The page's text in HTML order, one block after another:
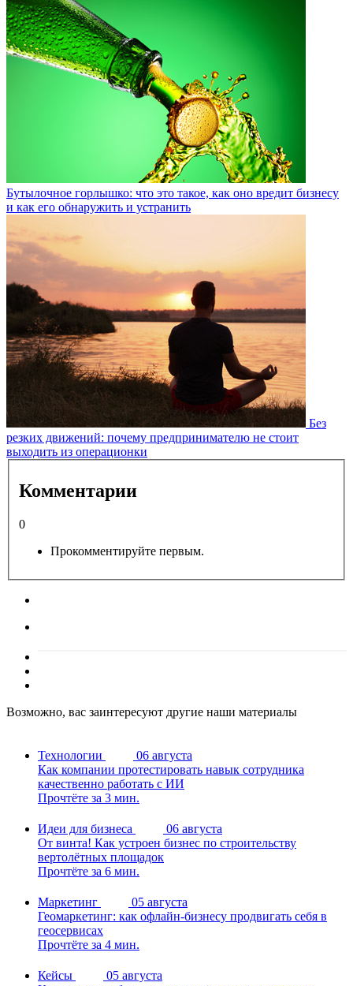
Бутылочное горлышко: что это такое, как оно вредит бизнесу
и как его обнаружить и устранить
Без
резких движений: почему предпринимателю не стоит
выходить из операционки
Комментарии
0
Прокомментируйте первым.
Возможно, вас заинтересуют другие наши материалы
Технологии
06 августа
Как компании протестировать навык сотрудника
качественно работать с ИИ
Прочтёте за 3 мин.
Идеи для бизнеса
06 августа
От винта! Как устроен бизнес по строительству
вертолётных площадок
Прочтёте за 6 мин.
Маркетинг
05 августа
Геомаркетинг: как офлайн-бизнесу продвигать себя в
геосервисах
Прочтёте за 4 мин.
Кейсы
05 августа